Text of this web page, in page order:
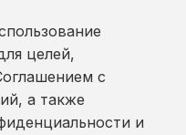
целей,
с
а также
и